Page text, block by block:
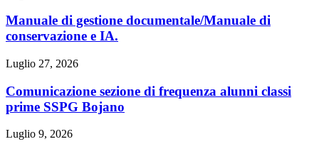
Manuale di gestione documentale/Manuale di
conservazione e IA.
Luglio 27, 2026
Comunicazione sezione di frequenza alunni classi
prime SSPG Bojano
Luglio 9, 2026